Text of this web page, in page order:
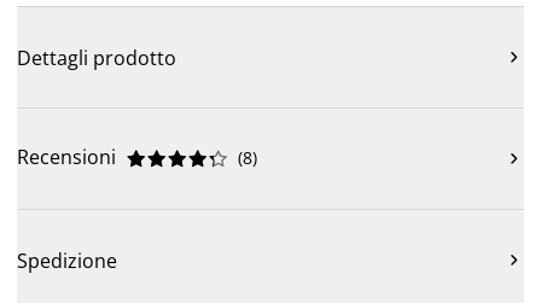
Dettagli prodotto 
Recensioni 




 (8) 
Spedizione 